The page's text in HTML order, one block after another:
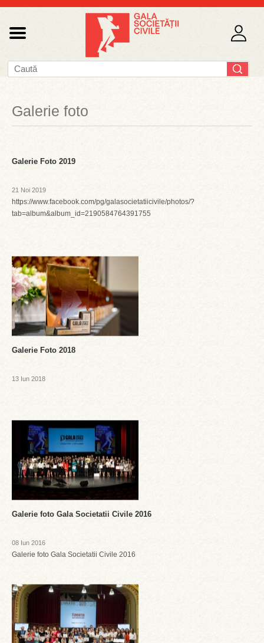
Galerie foto
Galerie Foto 2019
21 Noi 2019
https://www.facebook.com/pg/galasocietatiicivile/photos/?
tab=album&album_id=2190584764391755
Galerie Foto 2018
13 Iun 2018
Galerie foto Gala Societatii Civile 2016
08 Iun 2016
Galerie foto Gala Societatii Civile 2016